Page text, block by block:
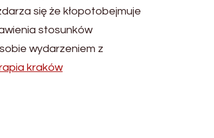
się że kłopotobejmuje
stosunków
wydarzeniem z
kraków